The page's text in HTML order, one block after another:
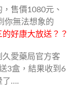
售價1080元、
你無法想象的
好康大放送？？
久愛藥局官方客
3盒，結果收到6
了….